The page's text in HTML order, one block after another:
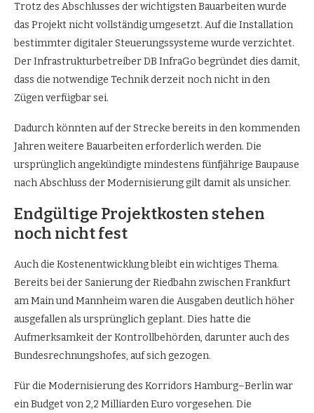
Trotz des Abschlusses der wichtigsten Bauarbeiten wurde
das Projekt nicht vollständig umgesetzt. Auf die Installation
bestimmter digitaler Steuerungssysteme wurde verzichtet.
Der Infrastrukturbetreiber DB InfraGo begründet dies damit,
dass die notwendige Technik derzeit noch nicht in den
Zügen verfügbar sei.
Dadurch könnten auf der Strecke bereits in den kommenden
Jahren weitere Bauarbeiten erforderlich werden. Die
ursprünglich angekündigte mindestens fünfjährige Baupause
nach Abschluss der Modernisierung gilt damit als unsicher.
Endgültige Projektkosten stehen
noch nicht fest
Auch die Kostenentwicklung bleibt ein wichtiges Thema.
Bereits bei der Sanierung der Riedbahn zwischen Frankfurt
am Main und Mannheim waren die Ausgaben deutlich höher
ausgefallen als ursprünglich geplant. Dies hatte die
Aufmerksamkeit der Kontrollbehörden, darunter auch des
Bundesrechnungshofes, auf sich gezogen.
Für die Modernisierung des Korridors Hamburg–Berlin war
ein Budget von 2,2 Milliarden Euro vorgesehen. Die